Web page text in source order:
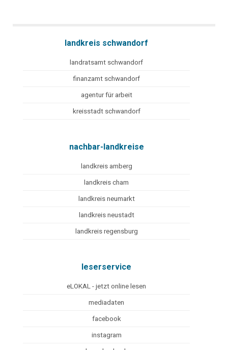
landkreis schwandorf
landratsamt schwandorf
finanzamt schwandorf
agentur für arbeit
kreisstadt schwandorf
nachbar-landkreise
landkreis amberg
landkreis cham
landkreis neumarkt
landkreis neustadt
landkreis regensburg
leserservice
eLOKAL - jetzt online lesen
mediadaten
facebook
instagram